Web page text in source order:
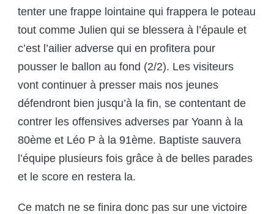
tenter une frappe lointaine qui frappera le poteau
tout comme Julien qui se blessera à l’épaule et
c’est l’ailier adverse qui en profitera pour
pousser le ballon au fond (2/2). Les visiteurs
vont continuer à presser mais nos jeunes
défendront bien jusqu’à la fin, se contentant de
contrer les offensives adverses par Yoann à la
80ème et Léo P à la 91ème. Baptiste sauvera
l’équipe plusieurs fois grâce à de belles parades
et le score en restera la.
Ce match ne se finira donc pas sur une victoire